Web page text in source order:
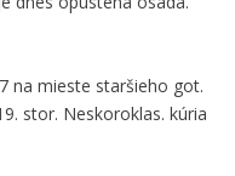
na mieste staršieho got.
stor. Neskoroklas. kúria